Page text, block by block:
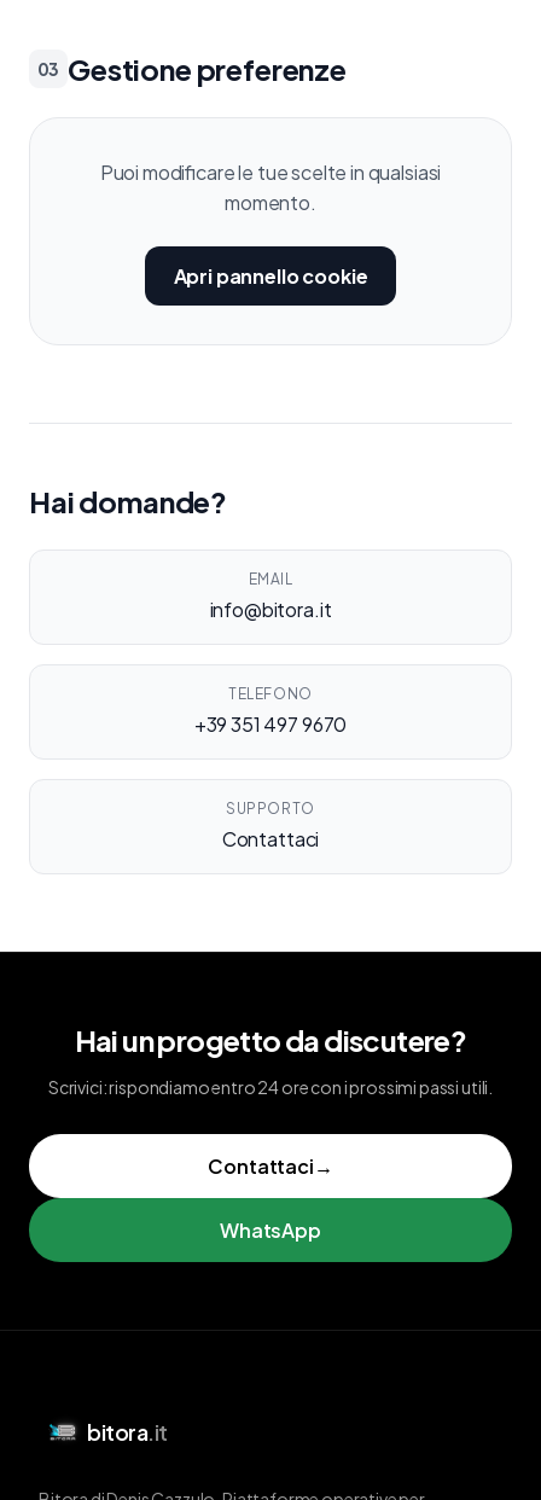
03 Gestione preferenze
Puoi modificare le tue scelte in qualsiasi
momento.
Apri pannello cookie
Hai domande?
EMAIL
info@bitora.it
TELEFONO
+39 351 497 9670
SUPPORTO
Contattaci
Hai un progetto da discutere?
Scrivici: rispondiamo entro 24 ore con i prossimi passi utili.
Contattaci→
WhatsApp
bitora.it